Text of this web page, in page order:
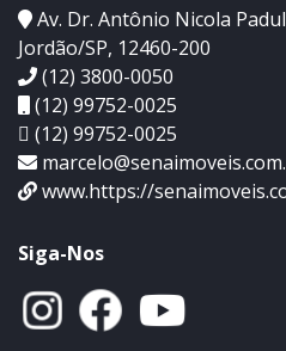
Av. Dr. Antônio Nicola
Jordão/SP, 12460-200
(12) 3800-0050
(12) 99752-0025
(12) 99752-0025
www.https://
Siga-Nos